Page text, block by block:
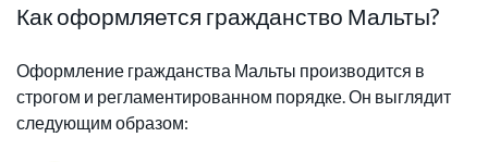
Как оформляется гражданство Мальты?
Оформление гражданства Мальты производится в
строгом и регламентированном порядке. Он выглядит
следующим образом: